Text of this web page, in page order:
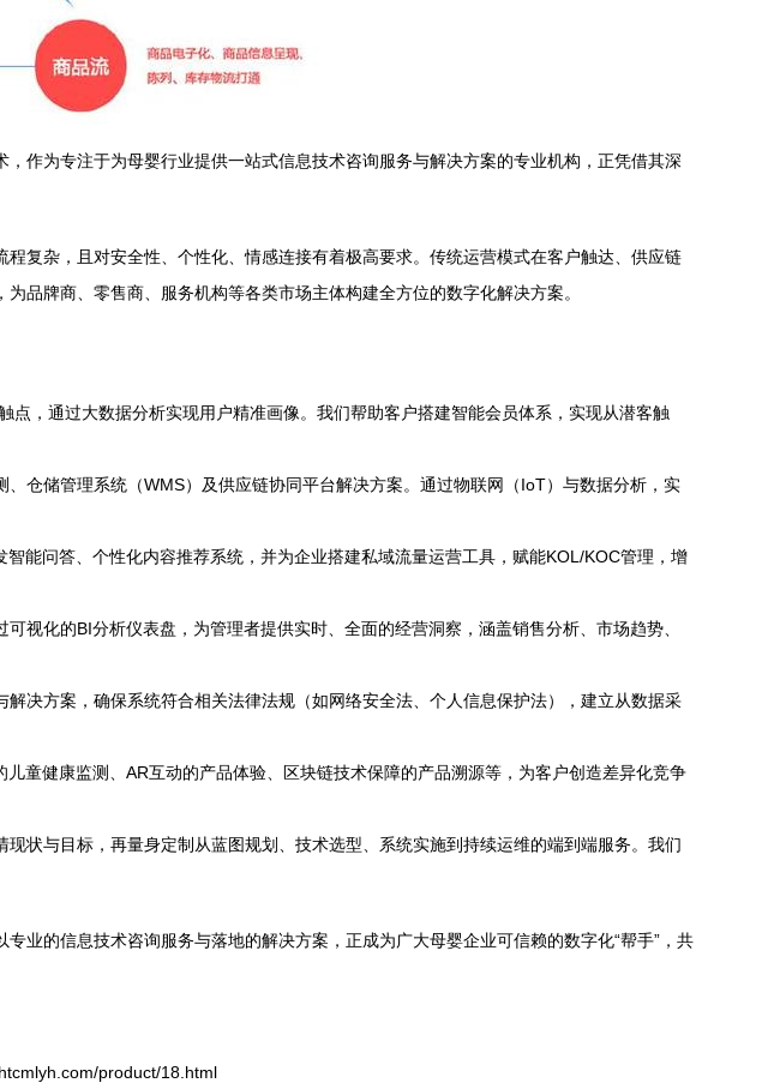
作为专注于为母婴行业提供一站式信息技术咨询服务与解决方案的专业机构，正凭借其深
复杂，且对安全性、个性化、情感连接有着极高要求。传统运营模式在客户触达、供应链
品牌商、零售商、服务机构等各类市场主体构建全方位的数字化解决方案。
点，通过大数据分析实现用户精准画像。我们帮助客户搭建智能会员体系，实现从潜客触
仓储管理系统（WMS）及供应链协同平台解决方案。通过物联网（IoT）与数据分析，实
能问答、个性化内容推荐系统，并为企业搭建私域流量运营工具，赋能KOL/KOC管理，增
视化的BI分析仪表盘，为管理者提供实时、全面的经营洞察，涵盖销售分析、市场趋势、
决方案，确保系统符合相关法律法规（如网络安全法、个人信息保护法），建立从数据采
童健康监测、AR互动的产品体验、区块链技术保障的产品溯源等，为客户创造差异化竞争
状与目标，再量身定制从蓝图规划、技术选型、系统实施到持续运维的端到端服务。我们
业的信息技术咨询服务与落地的解决方案，正成为广大母婴企业可信赖的数字化“帮手”，共
product/18.html